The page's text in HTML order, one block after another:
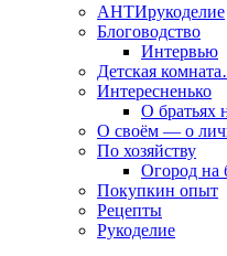
АНТИрукоделие
Блоговодство
Интервью
Детская
Интересненько
О братьях
О своём — о
По хозяйству
Огород на
Покупкин опыт
Рецепты
Рукоделие